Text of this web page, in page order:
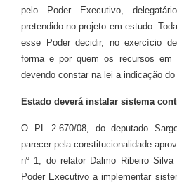
pelo Poder Executivo,
pretendido no projeto em estudo.
esse Poder decidir, no exercício
forma e por quem os recursos em
devendo constar na lei a indicação do
Estado deverá instalar sistema
O PL 2.670/08, do deputado
parecer pela constitucionalidade
nº 1, do relator Dalmo Ribeiro
Poder Executivo a implementar